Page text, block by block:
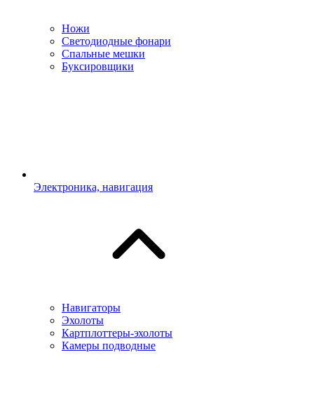
Ножи
Светодиодные фонари
Спальные мешки
Буксировщики
Электроника, навигация
Навигаторы
Эхолоты
Картплоттеры-эхолоты
Камеры подводные